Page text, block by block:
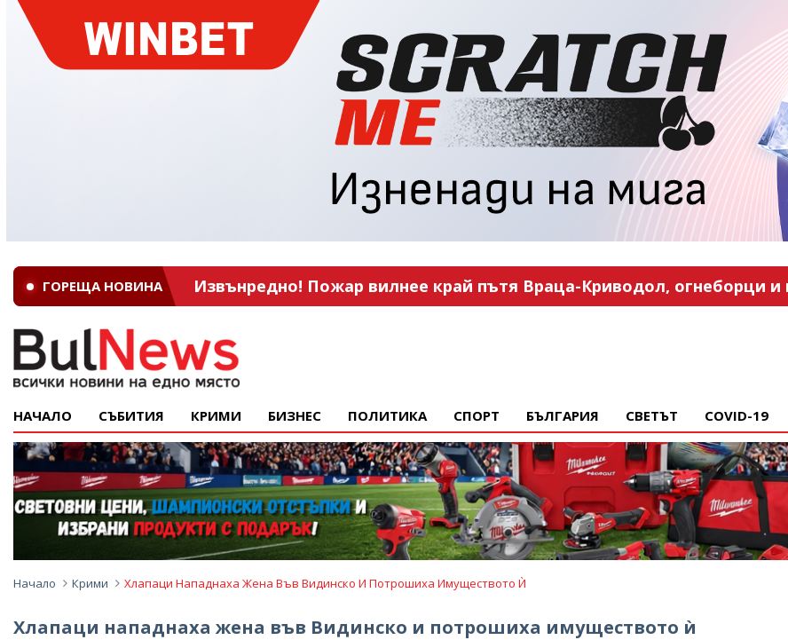
ГОРЕЩА НОВИНА Извънредно! Пожар вилнее край пътя Враца-Криводол, огнеборци
НАЧАЛО СЪБИТИЯ КРИМИ БИЗНЕС ПОЛИТИКА СПОРТ БЪЛГАРИЯ СВЕТЪТ COVID-19
Начало Крими Хлапаци Нападнаха Жена Във Видинско И Потрошиха Имуществото Ѝ
Хлапаци нападнаха жена във Видинско и потрошиха имуществото ѝ